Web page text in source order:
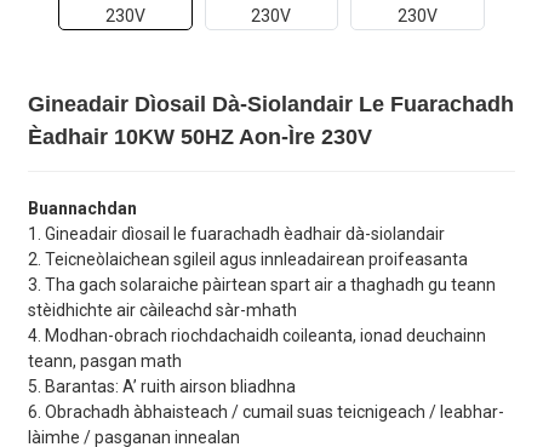
Gineadair Dìosail Dà-Siolandair Le Fuarachadh
Èadhair 10KW 50HZ Aon-Ìre 230V
Buannachdan
1. Gineadair dìosail le fuarachadh èadhair dà-siolandair
2. Teicneòlaichean sgileil agus innleadairean proifeasanta
3. Tha gach solaraiche pàirtean spart air a thaghadh gu teann
stèidhichte air càileachd sàr-mhath
4. Modhan-obrach riochdachaidh coileanta, ionad deuchainn
teann, pasgan math
5. Barantas: A’ ruith airson bliadhna
6. Obrachadh àbhaisteach / cumail suas teicnigeach / leabhar-
làimhe / pasganan innealan